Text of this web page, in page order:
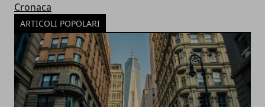
Cronaca
ARTICOLI POPOLARI